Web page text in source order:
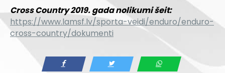
Cross Country 2019. gada nolikumi šeit:
https://www.lamsf.lv/sporta-veidi/enduro/enduro-
cross-country/dokumenti